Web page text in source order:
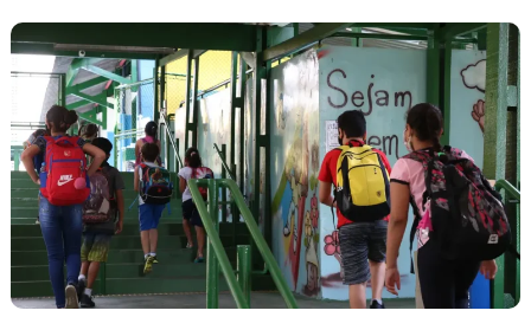
de
2025